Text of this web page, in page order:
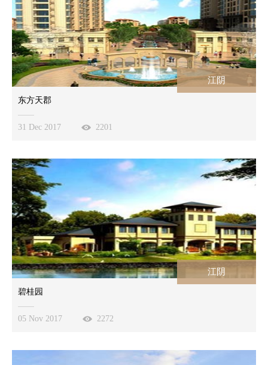
江阴
东方天郡
31 Dec 2017 2201
江阴
碧桂园
05 Nov 2017 2272